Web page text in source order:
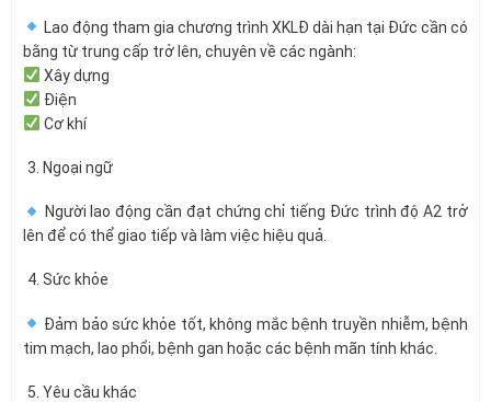
Lao động tham gia chương trình XKLĐ dài hạn tại Đức cần có
bằng từ trung cấp trở lên, chuyên về các ngành:
Xây dựng
Điện
Cơ khí
Ngoại ngữ
Người lao động cần đạt chứng chỉ tiếng Đức trình độ A2 trở
lên để có thể giao tiếp và làm việc hiệu quả.
Sức khỏe
Đảm bảo sức khỏe tốt, không mắc bệnh truyền nhiễm, bệnh
tim mạch, lao phổi, bệnh gan hoặc các bệnh mãn tính khác.
Yêu cầu khác